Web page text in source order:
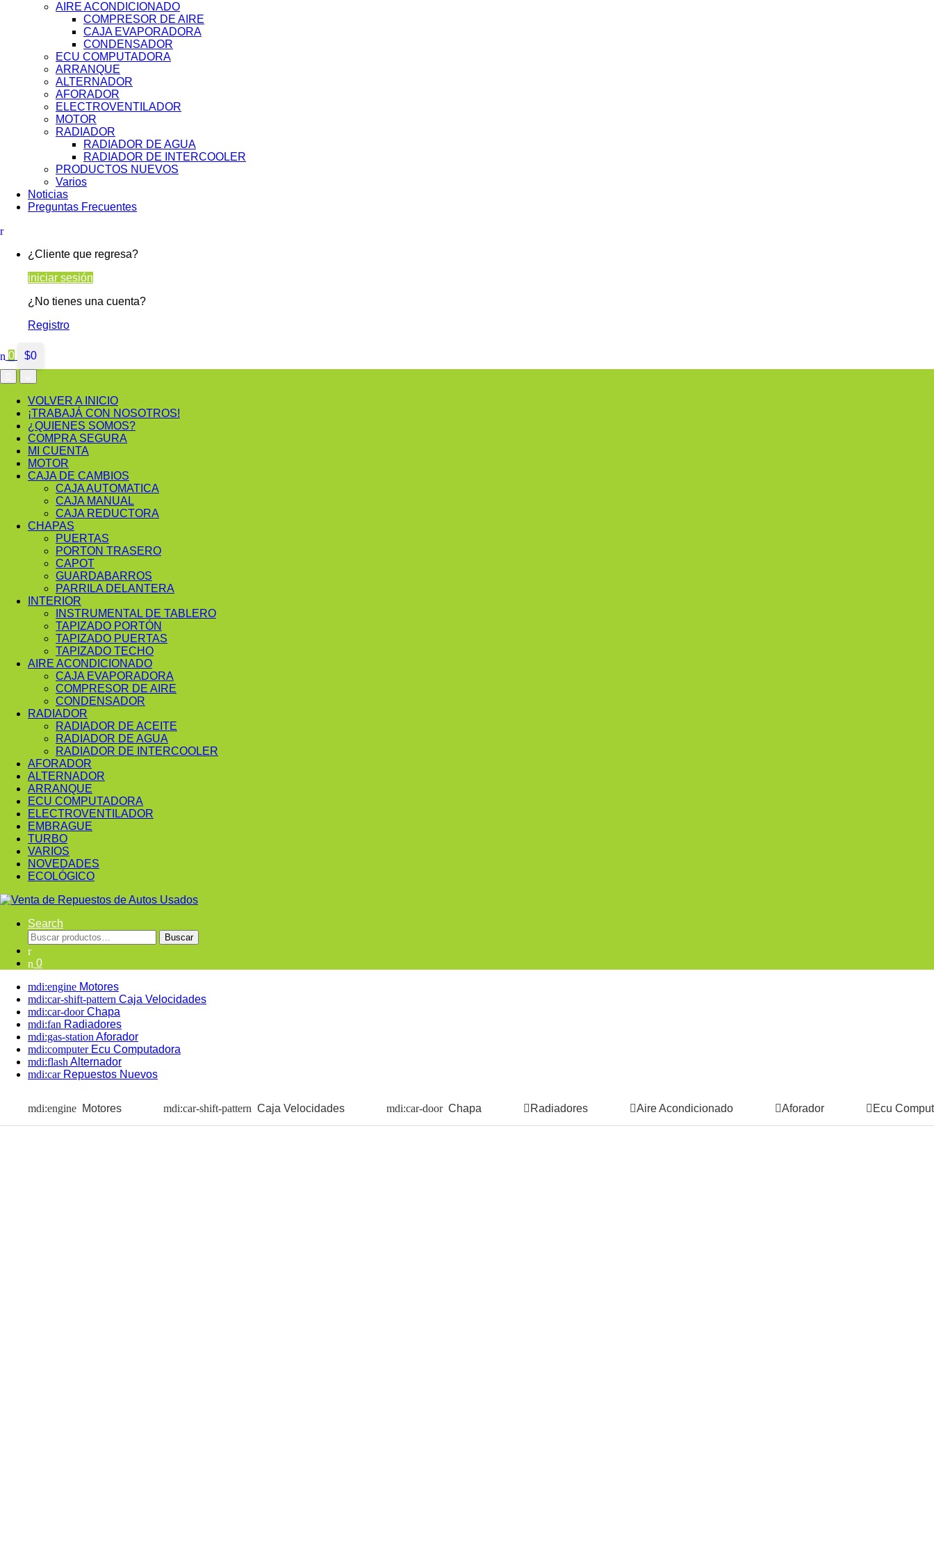
AIRE ACONDICIONADO
COMPRESOR DE AIRE
CAJA EVAPORADORA
CONDENSADOR
ECU COMPUTADORA
ARRANQUE
ALTERNADOR
AFORADOR
ELECTROVENTILADOR
MOTOR
RADIADOR
RADIADOR DE AGUA
RADIADOR DE INTERCOOLER
PRODUCTOS NUEVOS
Varios
Noticias
Preguntas Frecuentes
¿Cliente que regresa?
iniciar sesión
¿No tienes una cuenta?
Registro
0 $0
VOLVER A INICIO
¡TRABAJÁ CON NOSOTROS!
¿QUIENES SOMOS?
COMPRA SEGURA
MI CUENTA
MOTOR
CAJA DE CAMBIOS
CAJA AUTOMATICA
CAJA MANUAL
CAJA REDUCTORA
CHAPAS
PUERTAS
PORTON TRASERO
CAPOT
GUARDABARROS
PARRILA DELANTERA
INTERIOR
INSTRUMENTAL DE TABLERO
TAPIZADO PORTÓN
TAPIZADO PUERTAS
TAPIZADO TECHO
AIRE ACONDICIONADO
CAJA EVAPORADORA
COMPRESOR DE AIRE
CONDENSADOR
RADIADOR
RADIADOR DE ACEITE
RADIADOR DE AGUA
RADIADOR DE INTERCOOLER
AFORADOR
ALTERNADOR
ARRANQUE
ECU COMPUTADORA
ELECTROVENTILADOR
EMBRAGUE
TURBO
VARIOS
NOVEDADES
ECOLÓGICO
Search
Buscar
por:
Buscar
0
Motores
Caja Velocidades
Chapa
Radiadores
Aforador
Ecu Computadora
Alternador
Repuestos Nuevos
Motores Caja Velocidades Chapa Radiadores Aire Acondicionado Aforador Ecu